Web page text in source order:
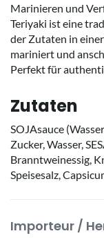
Marinieren und
Teriyaki ist eine
der Zutaten in
mariniert und
Perfekt für
Zutaten
SOJAsauce
Zucker, Wasser,
Branntweinessig,
Speisesalz,
Importeur /